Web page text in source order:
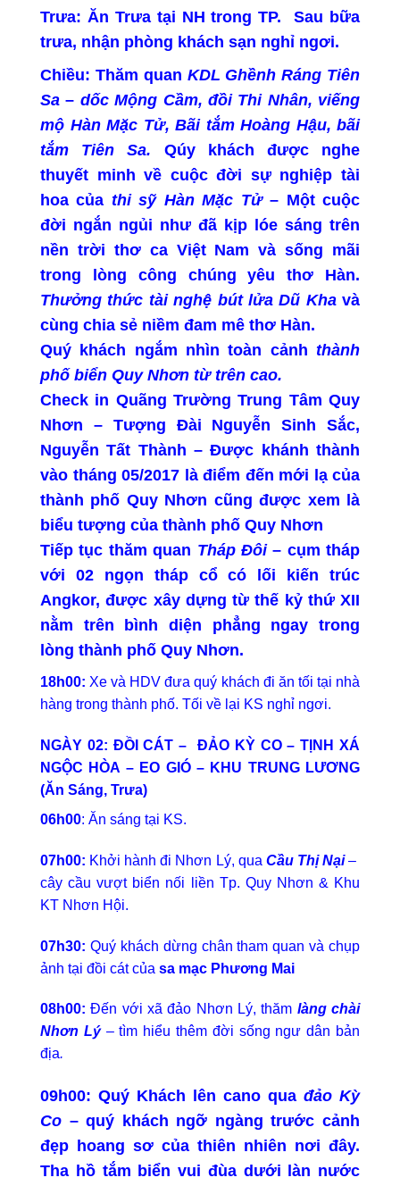
Trưa: Ăn Trưa tại NH trong TP. Sau bữa
trưa, nhận phòng khách sạn nghỉ ngơi.
Chiều: Thăm quan KDL Ghềnh Ráng Tiên
Sa – dốc Mộng Cầm, đồi Thi Nhân, viếng
mộ Hàn Mặc Tử, Bãi tắm Hoàng Hậu, bãi
tắm Tiên Sa. Qúy khách được nghe
thuyết minh về cuộc đời sự nghiệp tài
hoa của thi sỹ Hàn Mặc Tử– Một cuộc
đời ngắn ngủi như đã kịp lóe sáng trên
nền trời thơ ca Việt Nam và sống mãi
trong lòng công chúng yêu thơ Hàn.
Thưởng thức tài nghệ bút lửa Dũ Khavà
cùng chia sẻ niềm đam mê thơ Hàn.
Quý khách ngắm nhìn toàn cảnh thành
phố biển Quy Nhơn từ trên cao.
Check in Quãng Trường Trung Tâm Quy
Nhơn – Tượng Đài Nguyễn Sinh Sắc,
Nguyễn Tất Thành – Được khánh thành
vào tháng 05/2017 là điểm đến mới lạ của
thành phố Quy Nhơn cũng được xem là
biểu tượng của thành phố Quy Nhơn
Tiếp tục thăm quan Tháp Đôi– cụm tháp
với 02 ngọn tháp cổ có lối kiến trúc
Angkor, được xây dựng từ thế kỷ thứ XII
nằm trên bình diện phẳng ngay trong
lòng thành phố Quy Nhơn.
18h00: Xe và HDV đưa quý khách đi ăn tối tại nhà
hàng trong thành phố. Tối về lại KS nghỉ ngơi.
NGÀY 02: ĐỒI CÁT – ĐẢO KỲ CO – TỊNH XÁ
NGỘC HÒA – EO GIÓ – KHU TRUNG LƯƠNG
(Ăn Sáng, Trưa)
06h00: Ăn sáng tại KS.
07h00: Khởi hành đi Nhơn Lý, qua Cầu Thị Nại–
cây cầu vượt biển nối liền Tp. Quy Nhơn & Khu
KT Nhơn Hội.
07h30: Quý khách dừng chân tham quan và chụp
ảnh tại đồi cát của sa mạc Phương Mai
08h00: Đến với xã đảo Nhơn Lý, thăm làng chài
Nhơn Lý– tìm hiểu thêm đời sống ngư dân bản
địa.
09h00: Quý Khách lên cano qua đảo Kỳ
Co – quý khách ngỡ ngàng trước cảnh
đẹp hoang sơ của thiên nhiên nơi đây.
Tha hồ tắm biển vui đùa dưới làn nước